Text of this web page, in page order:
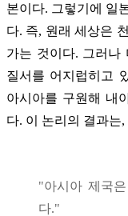
본이다. 그렇기에 일
다. 즉, 원래 세상은
가는 것이다. 그러나
질서를 어지럽히고
아시아를 구원해 내
다. 이 논리의 결과는,
"아시아 제국
다."